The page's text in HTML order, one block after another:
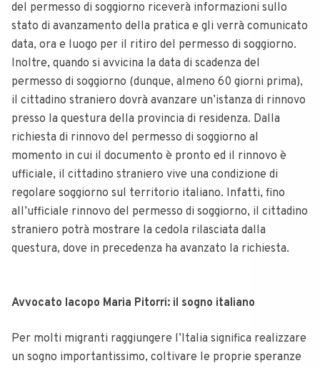
del permesso di soggiorno riceverà informazioni sullo
stato di avanzamento della pratica e gli verrà comunicato
data, ora e luogo per il ritiro del permesso di soggiorno.
Inoltre, quando si avvicina la data di scadenza del
permesso di soggiorno (dunque, almeno 60 giorni prima),
il cittadino straniero dovrà avanzare un’istanza di rinnovo
presso la questura della provincia di residenza. Dalla
richiesta di rinnovo del permesso di soggiorno al
momento in cui il documento è pronto ed il rinnovo è
ufficiale, il cittadino straniero vive una condizione di
regolare soggiorno sul territorio italiano. Infatti, fino
all’ufficiale rinnovo del permesso di soggiorno, il cittadino
straniero potrà mostrare la cedola rilasciata dalla
questura, dove in precedenza ha avanzato la richiesta.
Avvocato Iacopo Maria Pitorri: il sogno italiano
Per molti migranti raggiungere l’Italia significa realizzare
un sogno importantissimo, coltivare le proprie speranze